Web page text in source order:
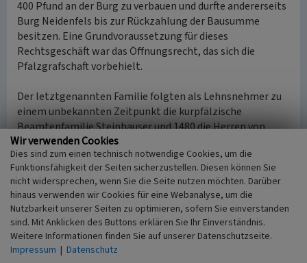
400 Pfund an der Burg zu verbauen und durfte andererseits
Burg Neidenfels bis zur Rückzahlung der Bausumme
besitzen. Eine Grundvoraussetzung für dieses
Rechtsgeschäft war das Öffnungsrecht, das sich die
Pfalzgrafschaft vorbehielt.
Der letztgenannten Familie folgten als Lehnsnehmer zu
einem unbekannten Zeitpunkt die kurpfälzische
Beamtenfamilie Steinhauser und 1480 die Herren von
Saulheim (vgl. (Keddigkeit, Losse, Puhl 2024, S. 667). Von
den Saulheimern erwarb 20 Jahre später Friedrich
Steinhauser die Burg mit Zubehörden. Dieses
Rechtsgeschäft erfolgte mit Zustimmung des Kurfürsten
Philipp I. (* 1448, † 1508), der sich jedoch - wie immer - das
Öffnungsrecht vorbehielt.
nach oben
Wir verwenden Cookies
Dies sind zum einen technisch notwendige Cookies, um die
Funktionsfähigkeit der Seiten sicherzustellen. Diesen können Sie
nicht widersprechen, wenn Sie die Seite nutzen möchten. Darüber
hinaus verwenden wir Cookies für eine Webanalyse, um die
Nutzbarkeit unserer Seiten zu optimieren, sofern Sie einverstanden
sind. Mit Anklicken des Buttons erklären Sie Ihr Einverständnis.
Weitere Informationen finden Sie auf unserer Datenschutzseite.
Impressum | Datenschutz